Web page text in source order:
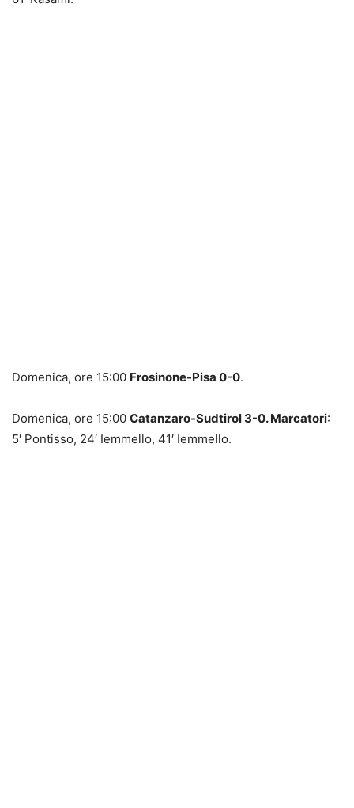
Domenica, ore 15:00 Frosinone-Pisa 0-0.
Domenica, ore 15:00 Catanzaro-Sudtirol 3-0. Marcatori:
5′ Pontisso, 24′ Iemmello, 41′ Iemmello.